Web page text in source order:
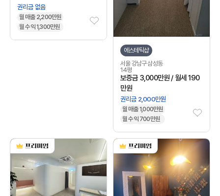
권리금 없음
월 매출 2,200만원
월 수익 1,300만원
에스테틱샵
서울 강남구 삼성동
14평
보증금 3,000만원 / 월세 190
만원
권리금 2,000만원
월 매출 1,000만원
월 수익 700만원